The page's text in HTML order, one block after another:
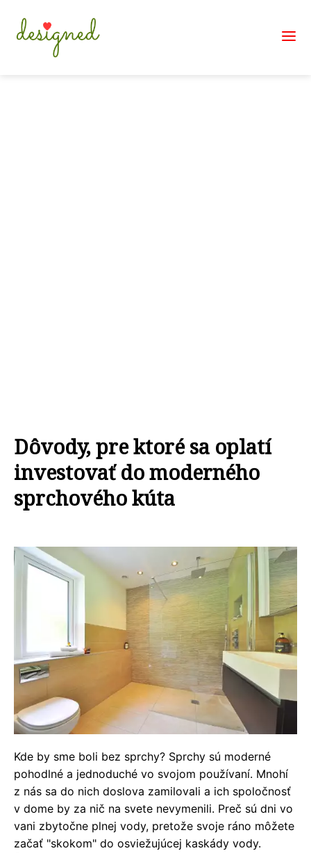
Dôvody, pre ktoré sa oplatí
investovať do moderného
sprchového kúta
Kde by sme boli bez sprchy? Sprchy sú moderné
pohodlné a jednoduché vo svojom používaní. Mnohí
z nás sa do nich doslova zamilovali a ich spoločnosť
v dome by za nič na svete nevymenili. Preč sú dni vo
vani zbytočne plnej vody, pretože svoje ráno môžete
začať "skokom" do osviežujúcej kaskády vody.